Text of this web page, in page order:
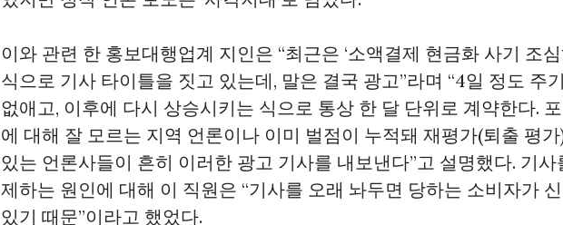
이와 관련 한 홍보대행업계 지인은 “최근은 ‘소액결제 현금화 사기 조
식으로 기사 타이틀을 짓고 있는데, 말은 결국 광고”라며 “4일 정도 주
없애고, 이후에 다시 상승시키는 식으로 통상 한 달 단위로 계약한다.
에 대해 잘 모르는 지역 언론이나 이미 벌점이 누적돼 재평가(퇴출 평
있는 언론사들이 흔히 이러한 광고 기사를 내보낸다”고 설명했다. 기사
제하는 원인에 대해 이 직원은 “기사를 오래 놔두면 당하는 소비자가
있기 때문”이라고 했었다.